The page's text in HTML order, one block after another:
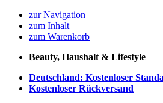
zur Navigation
zum Inhalt
zum Warenkorb
Beauty, Haushalt & Lifestyle
Deutschland: Kostenloser
Kostenloser Rückversand